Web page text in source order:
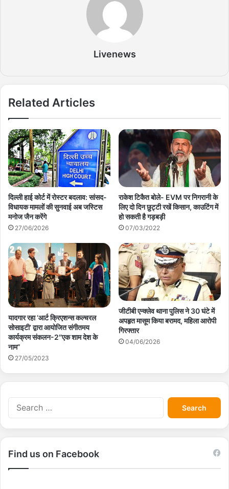
Livenews
Related Articles
दिल्ली हाई कोर्ट में रोस्टर बदलाव: सांसद-
विधायक मामलों की सुनवाई अब जस्टिस
मनोज जैन करेंगे
27/06/2026
राकेश टिकैत बोले- EVM पर निगरानी के
लिए दो दिन छुट्टी रखें किसान, काउटिंग में
हो सकती है गड़बड़ी
07/03/2022
यादगार रहा ‘आर्ट क्रिएशन्स कल्चरल
सोसाइटी’ द्वारा आयोजित संगीतमय
कार्यक्रम संकलन-2″एक शाम देश के
नाम”
27/05/2023
जीटीबी एन्क्लेव थाना पुलिस ने 30 घंटे में
अपहृत मासूम किया बरामद, महिला आरोपी
गिरफ्तार
04/06/2026
S
e
a
r
Find us on Facebook